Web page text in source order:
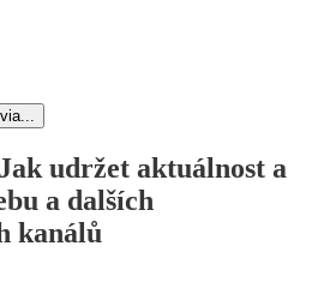
udržet aktuálnost a
a dalších
kanálů